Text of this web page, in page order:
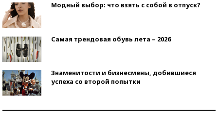
Модный выбор: что взять с собой в отпуск?
Самая трендовая обувь лета – 2026
Знаменитости и бизнесмены, добившиеся
успеха со второй попытки